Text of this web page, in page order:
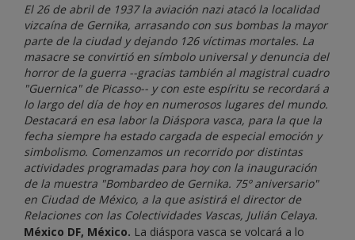
El 26 de abril de 1937 la aviación nazi atacó la localidad
vizcaína de Gernika, arrasando con sus bombas la mayor
parte de la ciudad y dejando 126 víctimas mortales. La
masacre se convirtió en símbolo universal y denuncia del
horror de la guerra --gracias también al magistral cuadro
"Guernica" de Picasso-- y con este espíritu se recordará a
lo largo del día de hoy en numerosos lugares del mundo.
Destacará en esa labor la Diáspora vasca, para la que la
fecha siempre ha estado cargada de especial emoción y
simbolismo. Comenzamos un recorrido por distintas
actividades programadas para hoy con la inauguración
de la muestra "Bombardeo de Gernika. 75º aniversario"
en Ciudad de México, a la que asistirá el director de
Relaciones con las Colectividades Vascas, Julián Celaya.
México DF, México. La diáspora vasca se volcará a lo